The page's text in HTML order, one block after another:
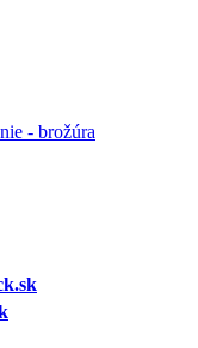
- brožúra
k